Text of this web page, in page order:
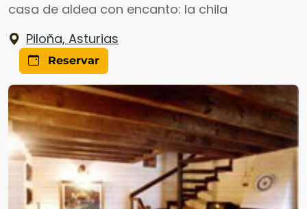
casa de aldea con encanto: la chila
Piloña, Asturias
Reservar